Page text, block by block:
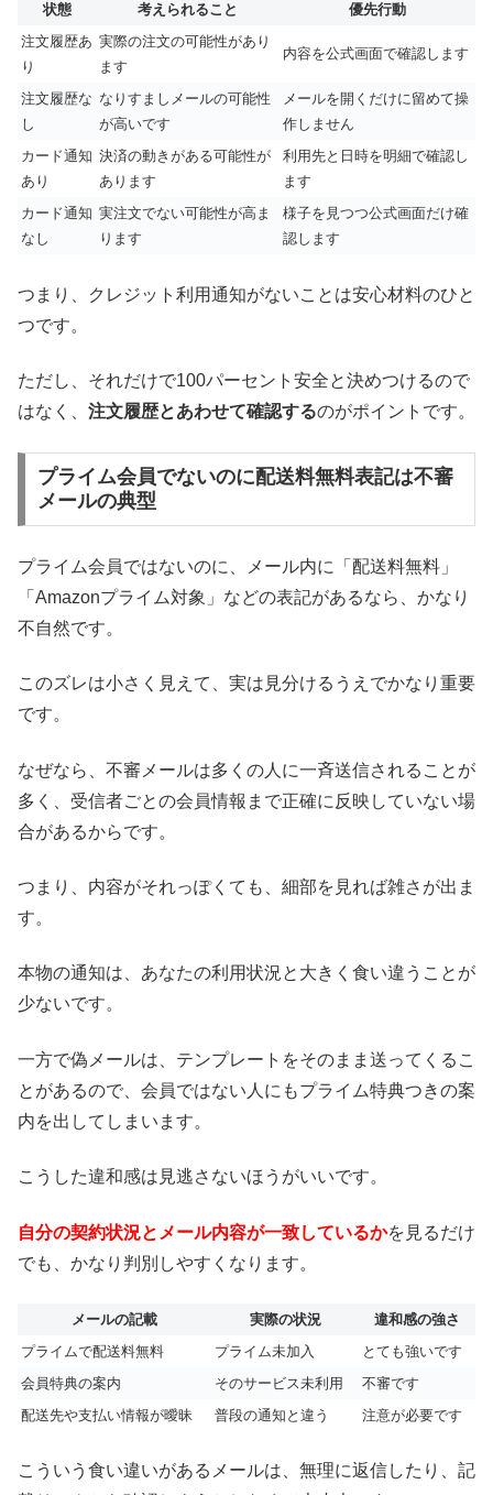
状態 考えられること
優先行動
注文履歴あ
り
実際の注文の可能性があり
ます
内容を公式画面で確認します
注文履歴な
し
なりすましメールの可能性
が高いです
メールを開くだけに留めて操
作しません
カード通知
あり
決済の動きがある可能性が
あります
利用先と日時を明細で確認し
ます
カード通知
なし
実注文でない可能性が高ま
ります
様子を見つつ公式画面だけ確
認します
つまり、クレジット利用通知がないことは安心材料のひと
つです。
ただし、それだけで100パーセント安全と決めつけるので
はなく、 注文履歴とあわせて確認するのがポイントです。
プライム会員でないのに配送料無料表記は不審
メールの典型
プライム会員ではないのに、メール内に「配送料無料」
「Amazonプライム対象」などの表記があるなら、かなり
不自然です。
このズレは小さく見えて、実は見分けるうえでかなり重要
です。
なぜなら、不審メールは多くの人に一斉送信されることが
多く、受信者ごとの会員情報まで正確に反映していない場
合があるからです。
つまり、内容がそれっぽくても、細部を見れば雑さが出ま
す。
本物の通知は、あなたの利用状況と大きく食い違うことが
少ないです。
一方で偽メールは、テンプレートをそのまま送ってくるこ
とがあるので、会員ではない人にもプライム特典つきの案
内を出してしまいます。
こうした違和感は見逃さないほうがいいです。
自分の契約状況とメール内容が一致しているかを見るだけ
でも、かなり判別しやすくなります。
メールの記載 実際の状況
違和感の強さ
プライムで配送料無料
プライム未加入
とても強いです
会員特典の案内
そのサービス未利用
不審です
配送先や支払い情報が曖昧
普段の通知と違う 注意が必要です
こういう食い違いがあるメールは、無理に返信したり、記